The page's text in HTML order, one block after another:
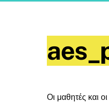
Οι μαθητές και